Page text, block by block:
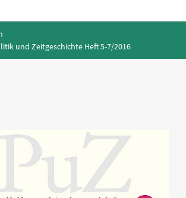
und Zeitgeschichte Heft 5-7/2016